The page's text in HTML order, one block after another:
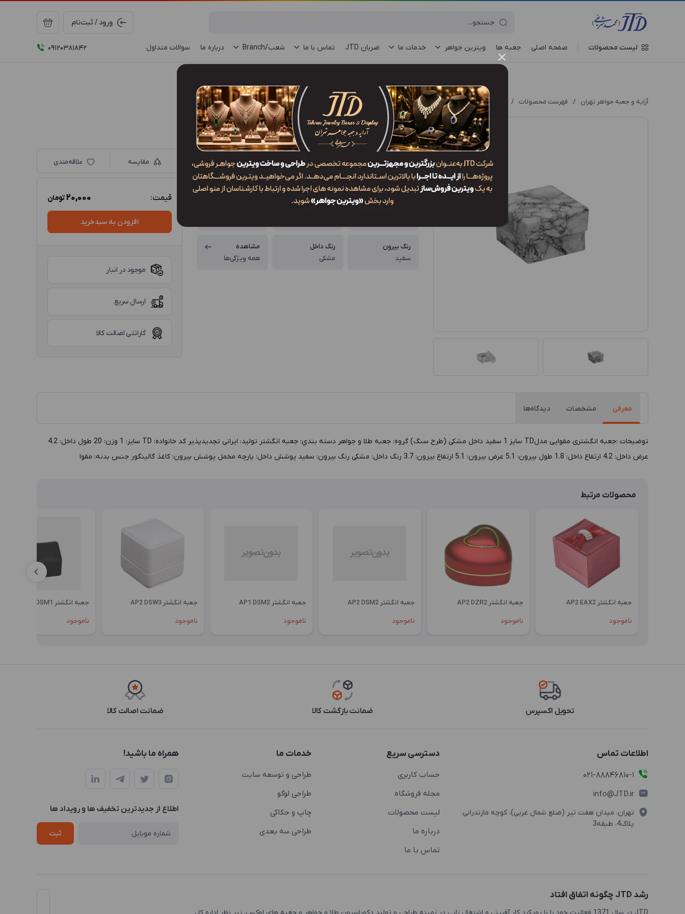
ورود / ثبت‌نام
لیست محصولات صفحه اصلی جعبه‌ ها ویترین جواهر خدمات ما ضربان JTD تماس با ما شعب/Branch درباره ما سوالات متداول 09120381842
آرایه و جعبه جواهر تهران / فهرست محصولات / جعبه انگشتر AM1 TDW2
جعبه انگشتر AM1 TDW2
ویژگی‌ها
کد محصول
کاربرد
رنگ بیرون
سفید
رنگ داخل
مشکی
مشاهده
همه ویژگی‌ها
مقایسه علاقه‌مندی
قیمت: 20,000تومان
افزودن به سبدخرید
موجود در انبار
ارسال سریع
گارانتی اصالت کالا
معرفی مشخصات دیدگاه‌ها
توضيحات :جعبه انگشتری مقوایی مدلTD سایز 1 سفید داخل مشکی (طرح سنگ) گروه: جعبه طلا و جواهر دسته بندي: جعبه انگشتر توليد: ایرانی تجدیدپذیر کد خانواده: TD سايز: 1 وزن: 20 طول داخل: 4.2
عرض داخل: 4.2 ارتفاع داخل: 1.8 طول بيرون: 5.1 عرض بيرون: 5.1 ارتفاع بيرون: 3.7 رنگ داخل: مشکی رنگ بيرون: سفید پوشش داخل: پارچه مخمل پوشش بيرون: کاغذ گالینگور جنس بدنه: مقوا
محصولات مرتبط
جعبه انگشتر AP2 EAX2
ناموجود
جعبه انگشتر AP2 DZR2
ناموجود
جعبه انگشتر AP2 DSM2
ناموجود
جعبه انگشتر AP1 DSM2
ناموجود
جعبه انگشتر AP2 DSW3
ناموجود
جعبه انگشتر AP1 DSM1
ناموجود
تحویل اکسپرس ضمانت بازگشت کالا ضمانت اصالت کالا
اطلاعات تماس
021-88846810-1
info@JTD.ir
تهران، میدان هفت تیر (ضلع شمال غربی)، کوچه مازندرانی،
پلاک4، طبقه3
دسترسی سریع
حساب کاربری
مجله فروشگاه
لیست محصولات
درباره ما
تماس با ما
خدمات ما
طراحی و توسعه سایت
طراحی لوگو
چاپ و حکاکی
طراحی سه بعدی
همراه ما باشید!
اطلاع از جدیدترین تخفیف ها و رویداد ها
ثبت
رشد JTD چگونه اتفاق افتاد